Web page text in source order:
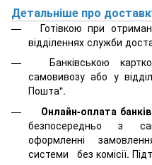
Детальніше про
Готівкою при
відділеннях служби
Банківською
самовивозу або у
Пошта".
Онлайн-оплата
безпосередньо з
оформленні
системи
без комісії.